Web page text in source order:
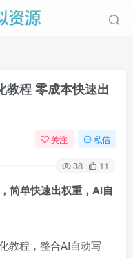
教程 零成本快速出
关注 私信
38 11
简单快速出权重，AI自
教程，整合AI自动写